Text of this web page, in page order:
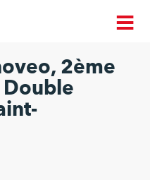
2ème
Double